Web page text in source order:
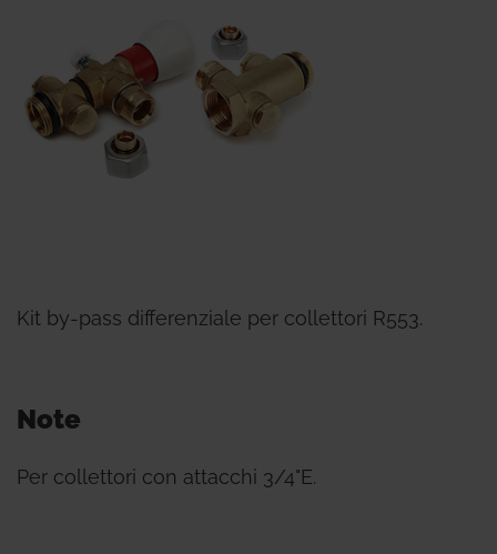
Kit by-pass differenziale per collettori R553.
Note
Per collettori con attacchi 3/4"E.